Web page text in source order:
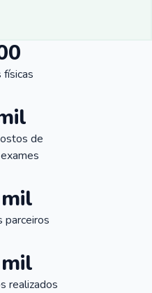
físicas
de
parceiros
realizados